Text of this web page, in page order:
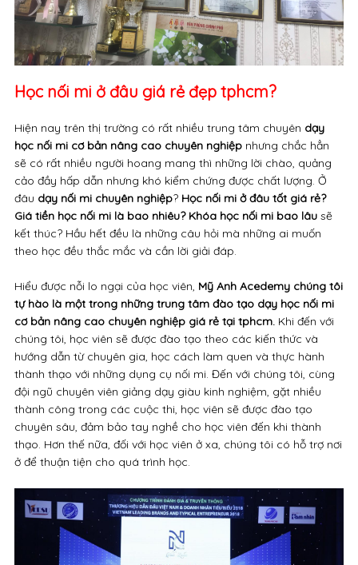
Học nối mi ở đâu giá rẻ đẹp tphcm?
Hiện nay trên thị trường có rất nhiều trung tâm chuyên dạy
học nối mi cơ bản nâng cao chuyên nghiệp nhưng chắc hẳn
sẽ có rất nhiều người hoang mang thì những lời chào, quảng
cảo đầy hấp dẫn nhưng khó kiểm chứng được chất lượng. Ở
đâu dạy nối mi chuyên nghiệp? Học nối mi ở đâu tốt giá rẻ?
Giá tiền học nối mi là bao nhiêu? Khóa học nối mi bao lâu sẽ
kết thúc? Hầu hết đều là những câu hỏi mà những ai muốn
theo học đều thắc mắc và cần lời giải đáp.
Hiểu được nỗi lo ngại của học viên, Mỹ Anh Acedemy chúng tôi
tự hào là một trong những trung tâm đào tạo dạy học nối mi
cơ bản nâng cao chuyên nghiệp giá rẻ tại tphcm. Khi đến với
chúng tôi, học viên sẽ được đào tạo theo các kiến thức và
hướng dẫn từ chuyên gia, học cách làm quen và thực hành
thành thạo với những dụng cụ nối mi. Đến với chúng tôi, cùng
đội ngũ chuyên viên giảng dạy giàu kinh nghiệm, gặt nhiều
thành công trong các cuộc thi, học viên sẽ được đào tạo
chuyên sâu, đảm bảo tay nghề cho học viên đến khi thành
thạo. Hơn thế nữa, đối với học viên ở xa, chúng tôi có hỗ trợ nơi
ở để thuận tiện cho quá trình học.